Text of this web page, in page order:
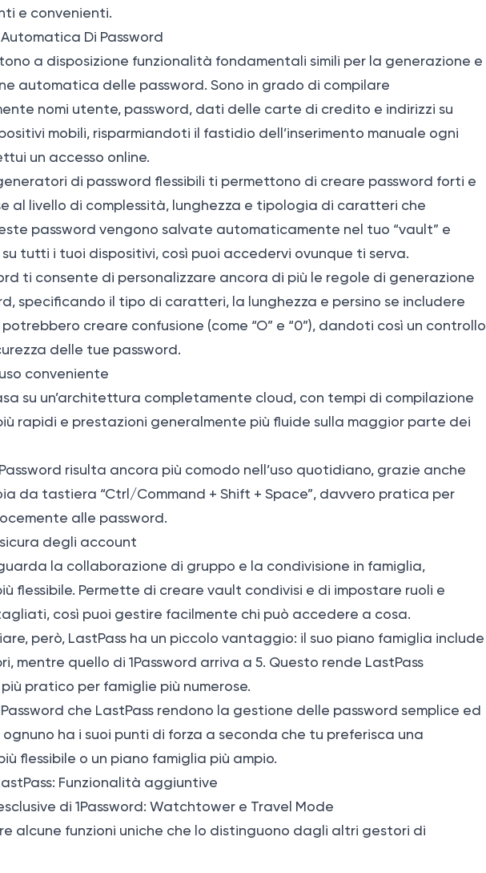
e convenienti.
Di Password
a disposizione funzionalità fondamentali simili per la generazione e
automatica delle password. Sono in grado di compilare
nomi utente, password, dati delle carte di credito e indirizzi su
mobili, risparmiandoti il fastidio dell’inserimento manuale ogni
un accesso online.
di password flessibili ti permettono di creare password forti e
al livello di complessità, lunghezza e tipologia di caratteri che
password vengono salvate automaticamente nel tuo “vault” e
tutti i tuoi dispositivi, così puoi accedervi ovunque ti serva.
ti consente di personalizzare ancora di più le regole di generazione
specificando il tipo di caratteri, la lunghezza e persino se includere
creare confusione (come “O” e “0”), dandoti così un controllo
delle tue password.
conveniente
su un’architettura completamente cloud, con tempi di compilazione
rapidi e prestazioni generalmente più fluide sulla maggior parte dei
risulta ancora più comodo nell’uso quotidiano, grazie anche
da tastiera “Ctrl/Command + Shift + Space”, davvero pratica per
alle password.
degli account
la collaborazione di gruppo e la condivisione in famiglia,
flessibile. Permette di creare vault condivisi e di impostare ruoli e
così puoi gestire facilmente chi può accedere a cosa.
però, LastPass ha un piccolo vantaggio: il suo piano famiglia include
mentre quello di 1Password arriva a 5. Questo rende LastPass
pratico per famiglie più numerose.
che LastPass rendono la gestione delle password semplice ed
ha i suoi punti di forza a seconda che tu preferisca una
flessibile o un piano famiglia più ampio.
Funzionalità aggiuntive
di 1Password: Watchtower e Travel Mode
alcune funzioni uniche che lo distinguono dagli altri gestori di